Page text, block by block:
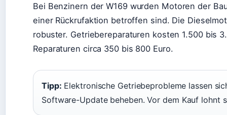
Bei Benzinern der W169 wurden Motoren der
einer Rückrufaktion betroffen sind. Die
robuster. Getriebereparaturen kosten 1.500 bis
Reparaturen circa 350 bis 800 Euro.
Tipp: Elektronische Getriebeprobleme lassen
Software-Update beheben. Vor dem Kauf lohnt